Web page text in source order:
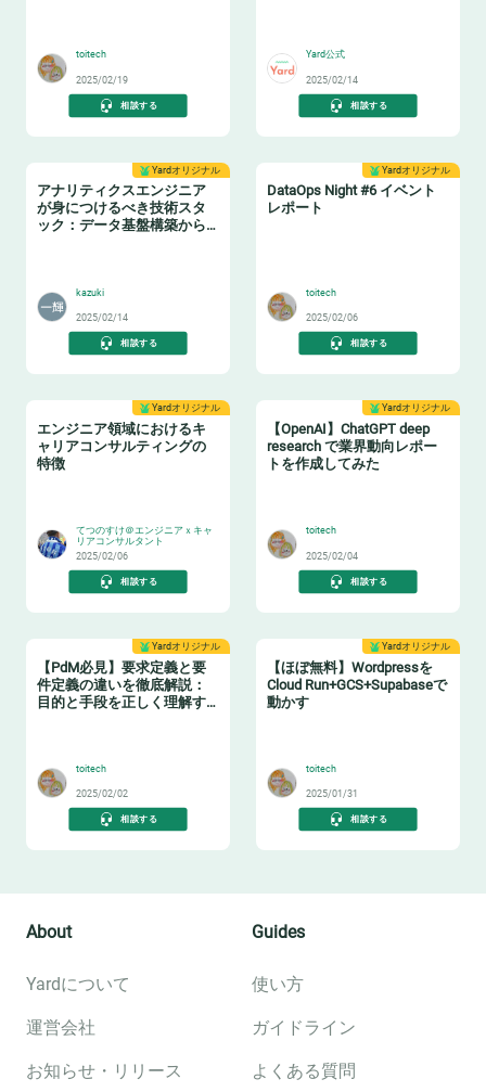
toitech
2025/02/19
相談する
Yard公式
2025/02/14
相談する
Yardオリジナル
アナリティクスエンジニア
が身につけるべき技術スタ
ック：データ基盤構築からBI
kazuki
2025/02/14
相談する
Yardオリジナル
DataOps Night #6 イベント
レポート
toitech
2025/02/06
相談する
Yardオリジナル
エンジニア領域におけるキ
ャリアコンサルティングの
特徴
てつのすけ＠エンジニアｘキャ
リアコンサルタント
2025/02/06
相談する
Yardオリジナル
【OpenAI】ChatGPT deep
research で業界動向レポー
トを作成してみた
toitech
2025/02/04
相談する
Yardオリジナル
【PdM必見】要求定義と要
件定義の違いを徹底解説：
目的と手段を正しく理解す
toitech
2025/02/02
相談する
Yardオリジナル
【ほぼ無料】Wordpressを
Cloud Run+GCS+Supabaseで
動かす
toitech
2025/01/31
相談する
About
Yardについて
運営会社
お知らせ・リリース
Guides
使い方
ガイドライン
よくある質問